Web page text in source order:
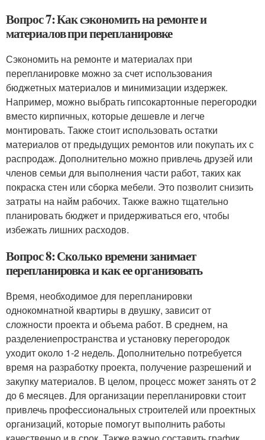
Вопрос 7: Как сэкономить на ремонте и
материалов при перепланировке
Сэкономить на ремонте и материалах при
перепланировке можно за счет использования
бюджетных материалов и минимизации издержек.
Например, можно выбрать гипсокартонные перегородки
вместо кирпичных, которые дешевле и легче
монтировать. Также стоит использовать остатки
материалов от предыдущих ремонтов или покупать их с
распродаж. Дополнительно можно привлечь друзей или
членов семьи для выполнения части работ, таких как
покраска стен или сборка мебели. Это позволит снизить
затраты на найм рабочих. Также важно тщательно
планировать бюджет и придерживаться его, чтобы
избежать лишних расходов.
Вопрос 8: Сколько времени занимает
перепланировка и как ее организовать
Время, необходимое для перепланировки
однокомнатной квартиры в двушку, зависит от
сложности проекта и объема работ. В среднем, на
разделениепространства и установку перегородок
уходит около 1-2 недель. Дополнительно потребуется
время на разработку проекта, получение разрешений и
закупку материалов. В целом, процесс может занять от 2
до 6 месяцев. Для организации перепланировки стоит
привлечь профессиональных строителей или проектных
организаций, которые помогут выполнить работы